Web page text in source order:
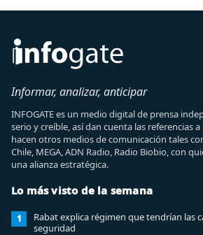
Informar, analizar, anticipar
INFOGATE es un medio digital de prensa
serio y creíble, así dan cuenta las referencias
hacen otros medios de comunicación tales
Chile, MEGA, ADN Radio, Radio Biobio, con
una alianza estratégica.
Lo más visto de la semana
1
Rabat explica régimen que tendrían las
seguridad